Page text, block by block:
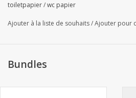
toiletpapier/wc papier
Ajouter à la liste de souhaits/Ajouter pour
Bundles